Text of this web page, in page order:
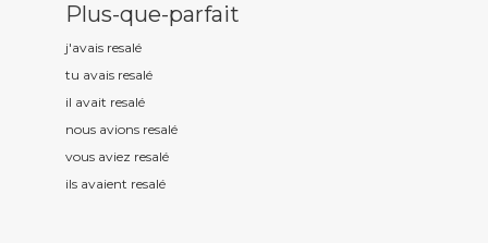
Plus-que-parfait
j'avais resalé
tu avais resalé
il avait resalé
nous avions resalé
vous aviez resalé
ils avaient resalé